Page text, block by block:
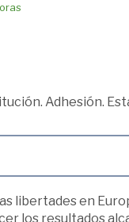
Adhesión.
libertades en
los resultados